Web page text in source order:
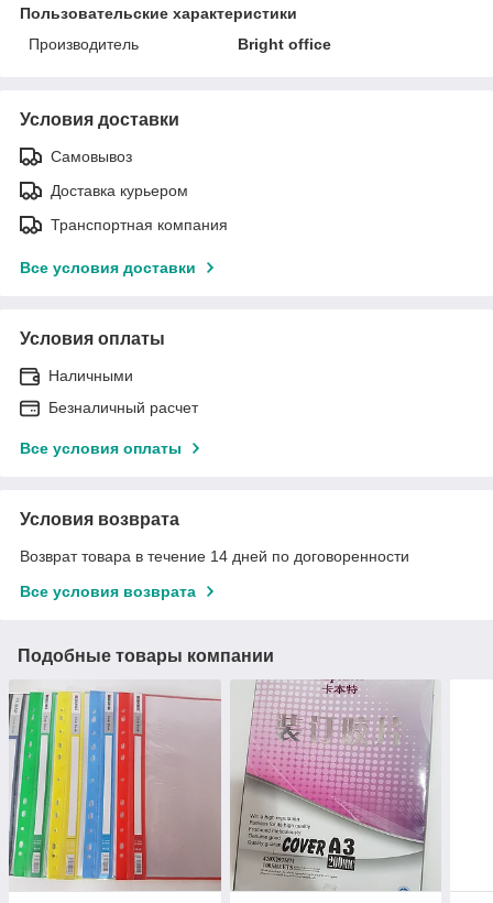
Пользовательские характеристики
Производитель
Bright office
Условия доставки
Самовывоз
Доставка курьером
Транспортная компания
Все условия доставки
Условия оплаты
Наличными
Безналичный расчет
Все условия оплаты
Условия возврата
Возврат товара в течение 14 дней по договоренности
Все условия возврата
Подобные товары компании